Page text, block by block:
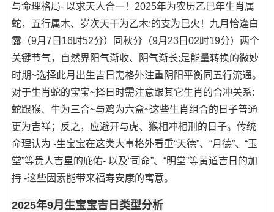
与命理格局- 以求天人合一！2025年为农历乙巳年生肖属
蛇，五行属木、岁次天干为乙木;的支为巳火！九月恰逢白
露（9月7日16时52分）同秋分（9月23日02时19分）两个
关键节气，自然界阳气渐收、阴气渐长;是能量转换的微妙
时期~选择此月出生吉日需格外注重阴阳平衡同五行流通。
对于生肖蛇的宝宝~择日时需注意跟其它生肖的合冲关系:
蛇跟猴、牛为三合~与鸡为六盒~这些生肖组合的日子普通
更为吉祥；反之，应避开与虎、猴相冲相刑的日子。传统
命理认为 -生宝宝在这类大事格外看重“天德”、“月德”、“玉
堂”等贵人吉星的庇佑- 以及“司命”、“明堂”等黄道吉日的加
持 -这些因素能带来福寿安康的寓意。
2025年9月生宝宝吉日类型分析